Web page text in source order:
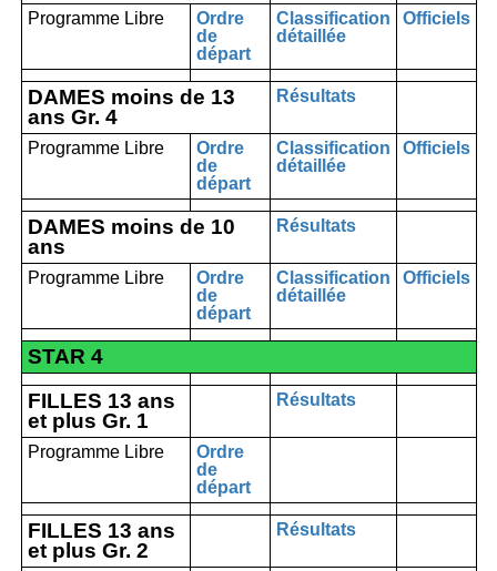
Programme Libre
Ordre
de
départ
Classification
détaillée
Officiels
DAMES moins de 13
ans Gr. 4
Résultats
Programme Libre
Ordre
de
départ
Classification
détaillée
Officiels
DAMES moins de 10
ans
Résultats
Programme Libre
Ordre
de
départ
Classification
détaillée
Officiels
STAR 4
FILLES 13 ans
et plus Gr. 1
Résultats
Programme Libre
Ordre
de
départ
FILLES 13 ans
et plus Gr. 2
Résultats